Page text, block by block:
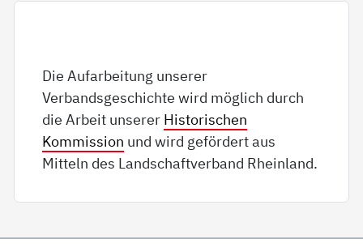
Die Aufarbeitung unserer
Verbandsgeschichte wird möglich durch
die Arbeit unserer Historischen
Kommission und wird gefördert aus
Mitteln des Landschaftverband Rheinland.